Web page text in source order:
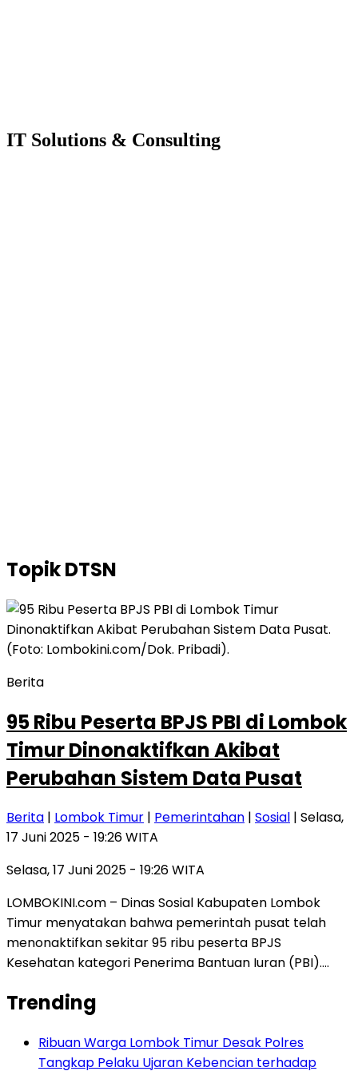
IT Solutions & Consulting
TopikDTSN
Berita
95 Ribu Peserta BPJS PBI di Lombok
Timur Dinonaktifkan Akibat
Perubahan Sistem Data Pusat
Berita | Lombok Timur | Pemerintahan | Sosial | Selasa,
17 Juni 2025 - 19:26 WITA
Selasa, 17 Juni 2025 - 19:26 WITA
LOMBOKINI.com – Dinas Sosial Kabupaten Lombok
Timur menyatakan bahwa pemerintah pusat telah
menonaktifkan sekitar 95 ribu peserta BPJS
Kesehatan kategori Penerima Bantuan Iuran (PBI)….
Trending
Ribuan Warga Lombok Timur Desak Polres
Tangkap Pelaku Ujaran Kebencian terhadap